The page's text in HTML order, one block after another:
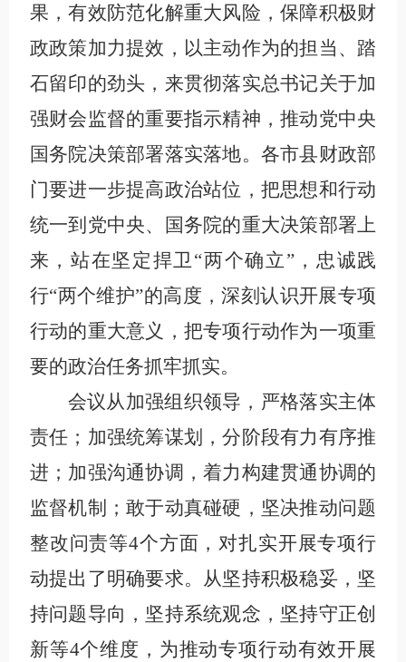
果，有效防范化解重大风险，保障积极财
政政策加力提效，以主动作为的担当、踏
石留印的劲头，来贯彻落实总书记关于加
强财会监督的重要指示精神，推动党中央
国务院决策部署落实落地。各市县财政部
门要进一步提高政治站位，把思想和行动
统一到党中央、国务院的重大决策部署上
来，站在坚定捍卫“两个确立”，忠诚践
行“两个维护”的高度，深刻认识开展专项
行动的重大意义，把专项行动作为一项重
要的政治任务抓牢抓实。
会议从加强组织领导，严格落实主体
责任；加强统筹谋划，分阶段有力有序推
进；加强沟通协调，着力构建贯通协调的
监督机制；敢于动真碰硬，坚决推动问题
整改问责等4个方面，对扎实开展专项行
动提出了明确要求。从坚持积极稳妥，坚
持问题导向，坚持系统观念，坚持守正创
新等4个维度，为推动专项行动有效开展